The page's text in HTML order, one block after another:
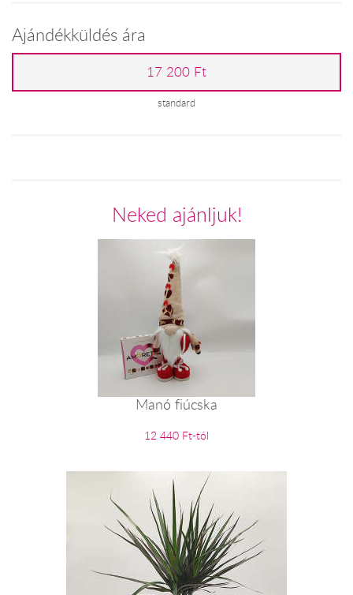
Ajándékküldés ára
17 200 Ft
standard
Neked ajánljuk!
Manó fiúcska
12 440 Ft-tól